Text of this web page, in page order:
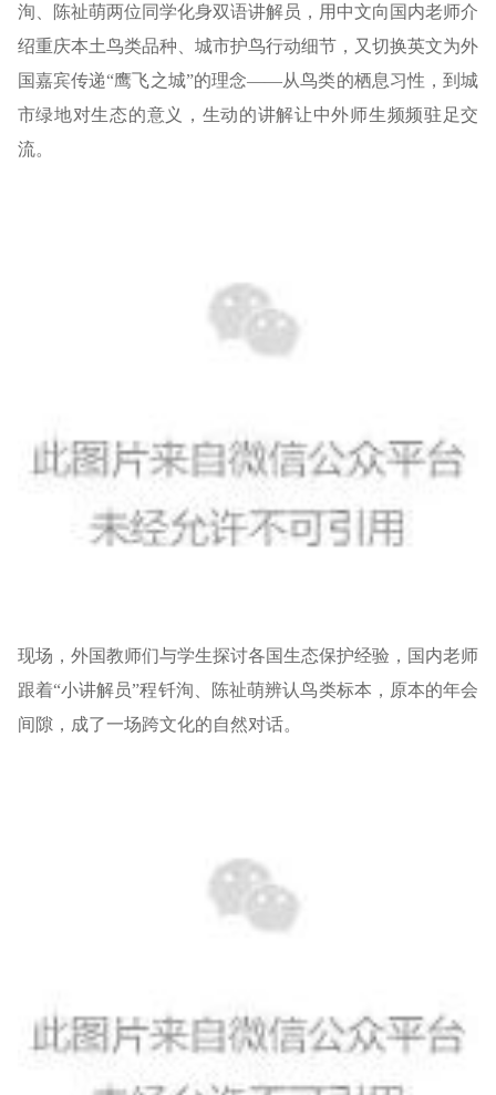
洵、陈祉萌两位同学化身双语讲解员，用中文向国内老师介
绍重庆本土鸟类品种、城市护鸟行动细节，又切换英文为外
国嘉宾传递“鹰飞之城”的理念——从鸟类的栖息习性，到城
市绿地对生态的意义，生动的讲解让中外师生频频驻足交
流。
现场，外国教师们与学生探讨各国生态保护经验，国内老师
跟着“小讲解员”程钎洵、陈祉萌辨认鸟类标本，原本的年会
间隙，成了一场跨文化的自然对话。